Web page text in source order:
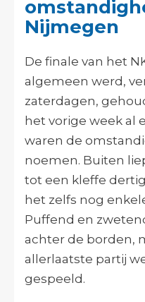
Nijmegen
De finale van het
algemeen werd,
zaterdagen,
het vorige week al
waren de
noemen. Buiten
tot een kleffe
het zelfs nog
Puffend en
achter de borden,
allerlaatste partij
gespeeld.